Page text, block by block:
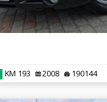
KM 193 2008 190144